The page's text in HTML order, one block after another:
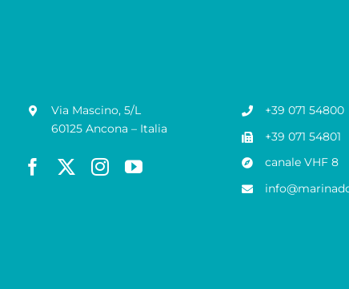
Via Mascino, 5/L
60125 Ancona – Italia
+39 071 54800
+39 071 54801
canale VHF 8